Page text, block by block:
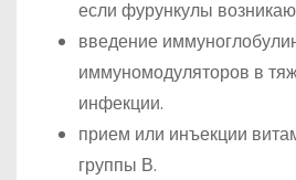
если фурункулы
введение
иммуномодуляторов в
инфекции.
прием или инъекции
группы В.